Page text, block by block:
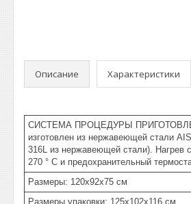
Описание Характеристики
СИСТЕМА ПРОЦЕДУРЫ
изготовлен из нержавеющей стали
316L из нержавеющей стали). Нагрев
270 ° C и предохранительный
Размеры: 120x92x75 см
Размеры упаковки: 125x102x116 см